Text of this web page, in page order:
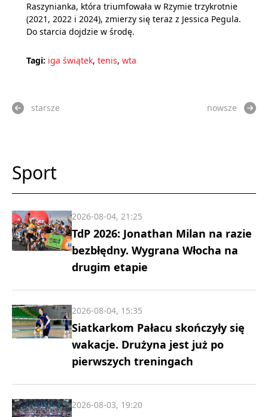
Raszynianka, która triumfowała w Rzymie trzykrotnie
(2021, 2022 i 2024), zmierzy się teraz z Jessica Pegula.
Do starcia dojdzie w środę.
Tagi: iga świątek, tenis, wta
starsze nowsze
Sport
TdP 2026: Jonathan Milan na razie
bezbłędny. Wygrana Włocha na
drugim etapie
2026-08-04, 21:25
Siatkarkom Pałacu skończyły się
wakacje. Drużyna jest już po
pierwszych treningach
2026-08-04, 15:35
2026-08-03, 19:20